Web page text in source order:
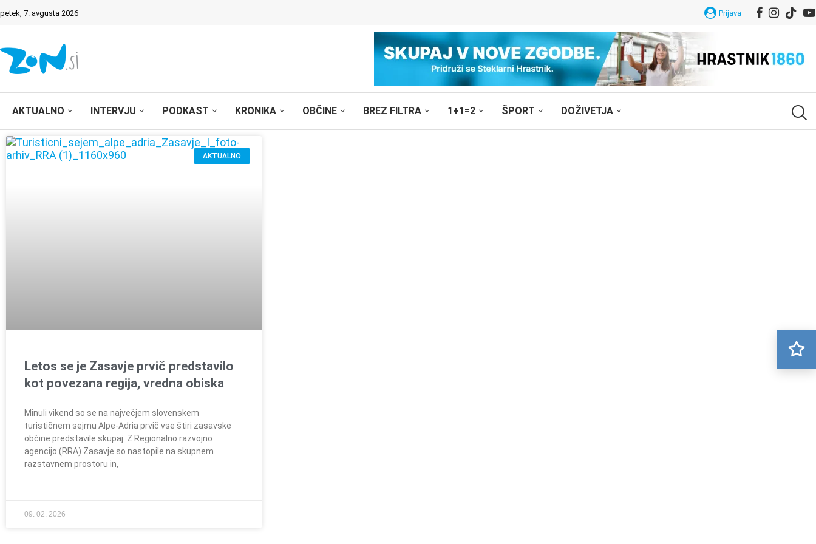
petek, 7. avgusta 2026 Prijava
AKTUALNO INTERVJU PODKAST KRONIKA OBČINE BREZ FILTRA 1+1=2 ŠPORT DOŽIVETJA
AKTUALNO
Letos se je Zasavje prvič predstavilo
kot povezana regija, vredna obiska
Minuli vikend so se na največjem slovenskem
turističnem sejmu Alpe-Adria prvič vse štiri zasavske
občine predstavile skupaj. Z Regionalno razvojno
agencijo (RRA) Zasavje so nastopile na skupnem
razstavnem prostoru in,
09. 02. 2026